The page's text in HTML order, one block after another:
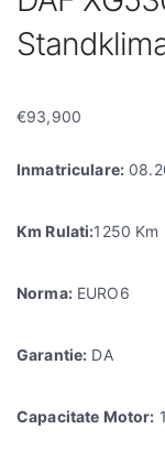
€93,900
Inmatriculare:
Km Rulati:1250 Km
Norma:EURO6
Garantie: DA
Capacitate Motor: